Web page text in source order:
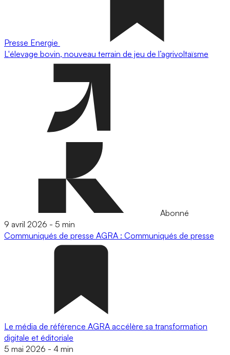
Presse Energie
L'élevage bovin, nouveau terrain de jeu de l’agrivoltaïsme
Abonné
9 avril 2026 - 5 min
Communiqués de presse AGRA : Communiqués de presse
Le média de référence AGRA accélère sa transformation
digitale et éditoriale
5 mai 2026 - 4 min